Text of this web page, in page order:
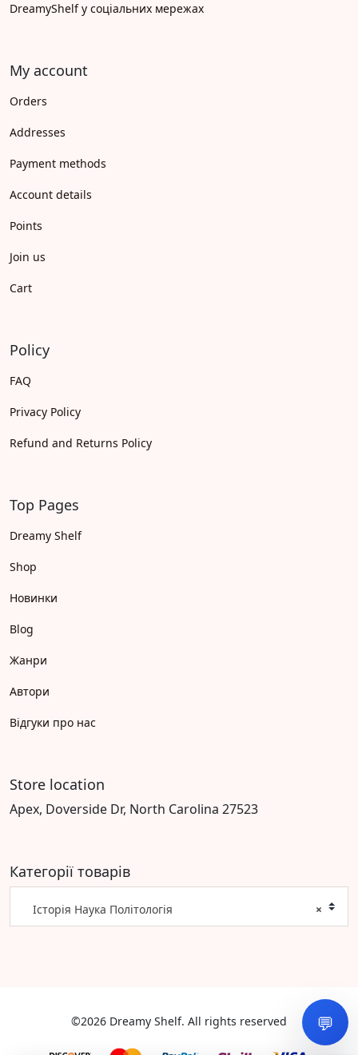
DreamyShelf у соціальних мережах
My account
Orders
Addresses
Payment methods
Account details
Points
Join us
Cart
Policy
FAQ
Privacy Policy
Refund and Returns Policy
Top Pages
Dreamy Shelf
Shop
Новинки
Blog
Жанри
Автори
Відгуки про нас
Store location
Apex, Doverside Dr, North Carolina 27523
Категорії товарів
×
Історія Наука Політологія
©2026 Dreamy Shelf. All rights reserved 💬